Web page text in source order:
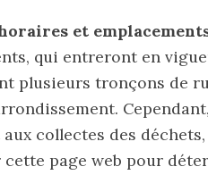
et
qui entreront en
plusieurs tronçons de
collectes des
cette page web pour